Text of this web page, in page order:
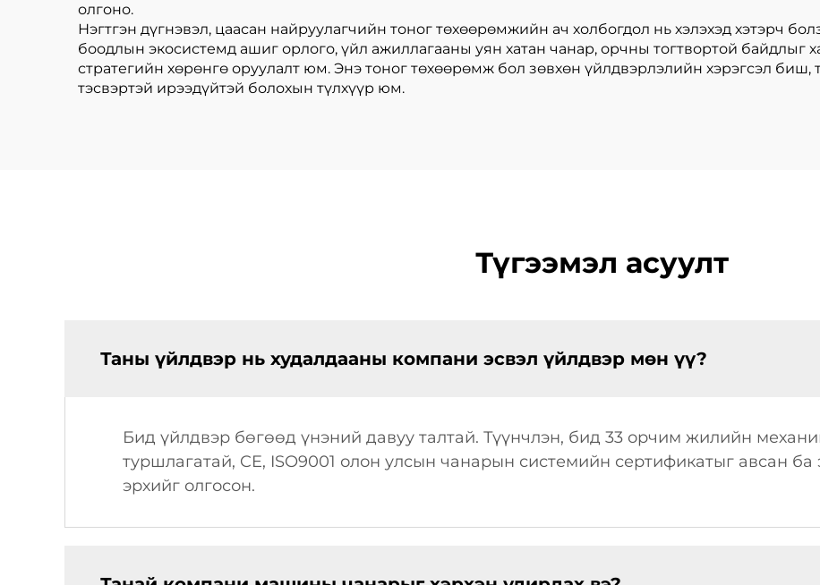
олгоно.
Нэгтгэн дүгнэвэл, цаасан найруулагчийн тоног төхөөрөмжийн ач холбогдол нь хэлэхэд хэтэрч
боодлын экосистемд ашиг орлого, үйл ажиллагааны уян хатан чанар, орчны тогтвортой байдлыг
стратегийн хөрөнгө оруулалт юм. Энэ тоног төхөөрөмж бол зөвхөн үйлдвэрлэлийн хэрэгсэл биш,
тэсвэртэй ирээдүйтэй болохын түлхүүр юм.
Түгээмэл асуулт
Таны үйлдвэр нь худалдааны компани эсвэл үйлдвэр мөн үү?
Бид үйлдвэр бөгөөд үнэний давуу талтай. Түүнчлэн, бид 33 орчим жилийн
туршлагатай, CE, ISO9001 олон улсын чанарын системийн сертификатыг авсан ба
эрхийг олгосон.